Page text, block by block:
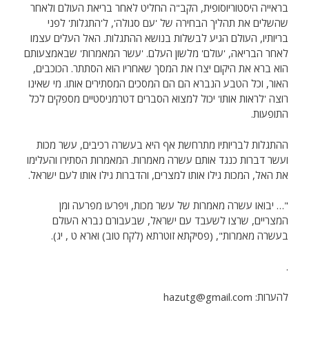
בראייה היסטוריוסופית, הקב"ה החליט לאחר בריאת העולם ולאחר
שהשלים את תהליך הבחירה של 'עם סגולה', ל'התגלות' לפני
בריותיו, העולם הגיע לבשלות בנושא ההתגלות. האל העלים עצמו
לאחר הבריאה, 'עולם' מלשון העלם. 'עשר המאמרות' שבאמצעותם
הוא ברא את היקום יצרו את המסך שאחריו הוא הסתתר. הכוכבים,
האור, וכל הטבע הנברא הם הם המסכים המסתירים אותו. מי שאינו
רוצה 'לראות אותו' יכול למצוא הסברים דטרמניסטיים מספקים לכל
התופעות.
ההתגלות לבריותיו מתרחשת אף היא בעשרה רכיבים, עשר מכות
ועשר דברות כנגד אותם עשרה מאמרות. המאמרות הסתירו והעלימו
את האל, המכות גילו אותו למצרים, והדברות גילו אותו לעם ישראל.
"… יבואו עשרה מאמרות של עשר מכות, ויפרעו מפרעה ומן
המצריים, שרצו לשעבד עם ישראל, שבעבורם נברא העולם
בעשרה מאמרות", (פסיקתא זוטרתא (לקח טוב) וארא ט , יג).
.
להערות: hazutg@gmail.com